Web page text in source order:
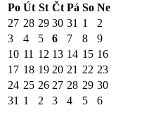
Po Út St Čt Pá So Ne
27 28 29 30 31 1
2
3
4 5 6 7 8
9
10 11 12 13 14 15 16
17 18 19 20 21 22 23
24 25 26 27 28 29 30
31 1 2 3 4 5 6